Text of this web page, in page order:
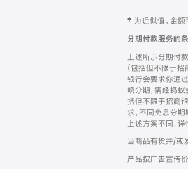
页
脚
注
‡ 为近似值。金额
分期付款服务的
上述所示分期付
(包括但不限于招
银行会要求你通
呗分期，需经蚂
括但不限于招商
求，不同免息分
上述方案不同，
当商品有货并/或
产品按广告宣传